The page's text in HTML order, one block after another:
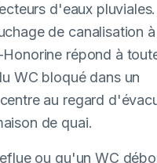
d'eaux
de canalisation à
répond à
WC bloqué dans un
au regard
de quai.
ou qu'un WC